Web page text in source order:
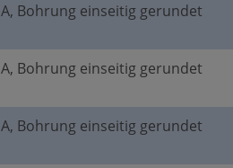
A, Bohrung einseitig gerundet
A, Bohrung einseitig gerundet
A, Bohrung einseitig gerundet